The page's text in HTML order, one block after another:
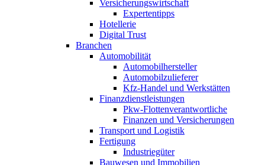
Versicherungswirtschaft
Expertentipps
Hotellerie
Digital Trust
Branchen
Automobilität
Automobilhersteller
Automobilzulieferer
Kfz-Handel und Werkstätten
Finanzdienstleistungen
Pkw‑Flottenverantwortliche
Finanzen und Versicherungen
Transport und Logistik
Fertigung
Industriegüter
Bauwesen und Immobilien